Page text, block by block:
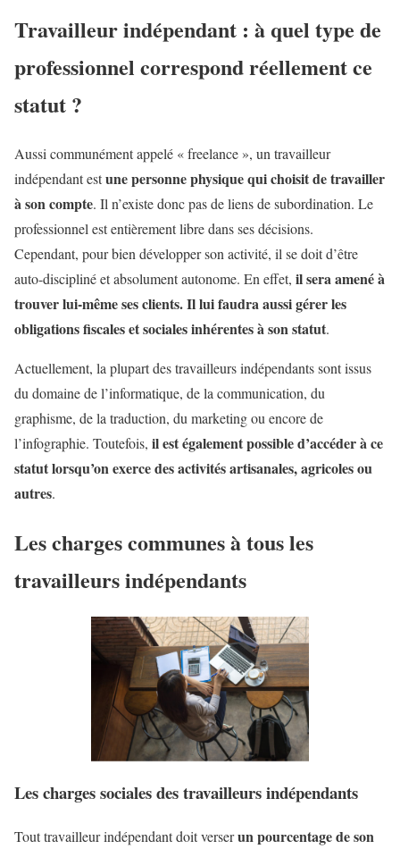
Travailleur indépendant : à quel type de
professionnel correspond réellement ce
statut ?
Aussi communément appelé « freelance », un travailleur
indépendant estune personne physique qui choisit de travailler
à son compte. Il n’existe donc pas de liens de subordination. Le
professionnel est entièrement libre dans ses décisions.
Cependant, pour bien développer son activité, il se doit d’être
auto-discipliné et absolument autonome. En effet, il sera amené à
trouver lui-même ses clients. Il lui faudra aussi gérer les
obligations fiscales et sociales inhérentes à son statut.
Actuellement, la plupart des travailleurs indépendants sont issus
du domaine de l’informatique, de la communication, du
graphisme, de la traduction, du marketing ou encore de
l’infographie. Toutefois, il est également possible d’accéder à ce
statut lorsqu’on exerce des activités artisanales, agricoles ou
autres.
Les charges communes à tous les
travailleurs indépendants
Les charges sociales des travailleurs indépendants
Tout travailleur indépendant doit verserun pourcentage de son